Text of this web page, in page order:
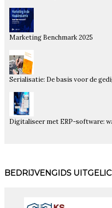
Marketing Benchmark 2025
Serialisatie: De basis voor de
Digitaliseer met ERP-software:
BEDRIJVENGIDS